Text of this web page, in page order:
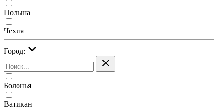
Польша
Чехия
Город:
Болонья
Ватикан